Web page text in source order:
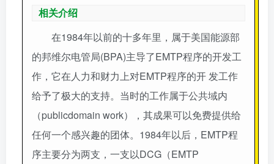
相关介绍
在1984年以前的十多年里，属于美国能源部
的邦维尔电管局(BPA)主导了EMTP程序的开发工
作，它在人力和财力上对EMTP程序的开 发工作
给予了极大的支持。当时的工作属于公共域内
（publicdomain work），其成果可以免费提供给
任何一个感兴趣的团体。1984年以后，EMTP程
序主要分为两支，一支以DCG（EMTP